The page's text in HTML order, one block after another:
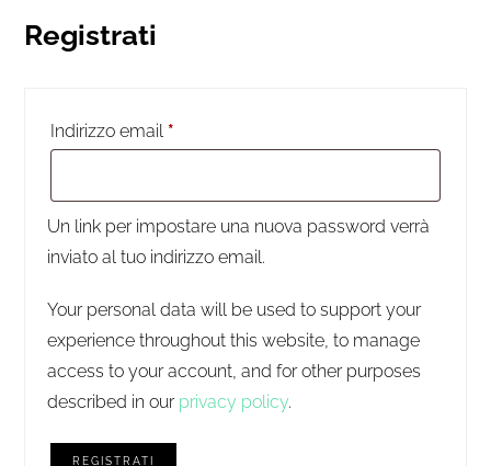
Registrati
Indirizzo email *
Un link per impostare una nuova password verrà
inviato al tuo indirizzo email.
Your personal data will be used to support your
experience throughout this website, to manage
access to your account, and for other purposes
described in our privacy policy.
REGISTRATI